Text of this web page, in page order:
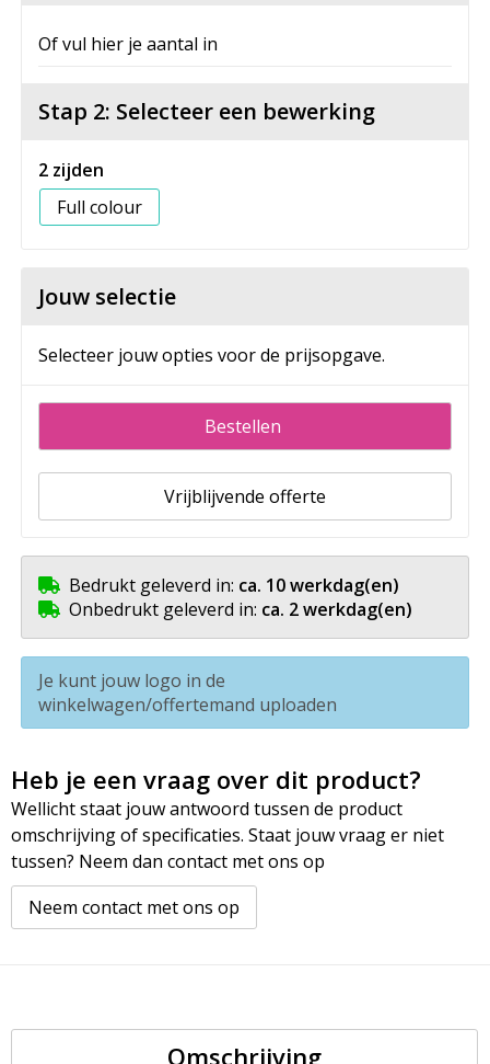
Of vul hier je aantal in
Stap 2: Selecteer een bewerking
2 zijden
Full colour
Jouw selectie
Selecteer jouw opties voor de prijsopgave.
Bestellen
Vrijblijvende offerte
Bedrukt geleverd in: ca. 10 werkdag(en)
Onbedrukt geleverd in: ca. 2 werkdag(en)
Je kunt jouw logo in de
winkelwagen/offertemand uploaden
Heb je een vraag over dit product?
Wellicht staat jouw antwoord tussen de product
omschrijving of specificaties. Staat jouw vraag er niet
tussen? Neem dan contact met ons op
Neem contact met ons op
Omschrijving